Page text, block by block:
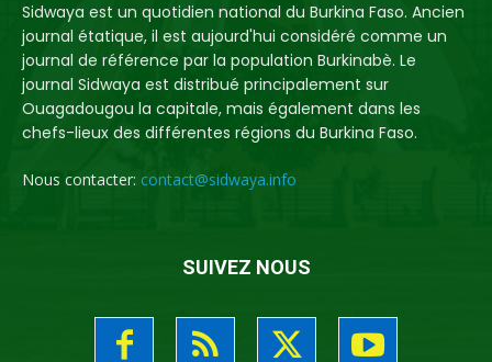
Sidwaya est un quotidien national du Burkina Faso. Ancien
journal étatique, il est aujourd'hui considéré comme un
journal de référence par la population Burkinabè. Le
journal Sidwaya est distribué principalement sur
Ouagadougou la capitale, mais également dans les
chefs-lieux des différentes régions du Burkina Faso.
Nous contacter: contact@sidwaya.info
SUIVEZ NOUS